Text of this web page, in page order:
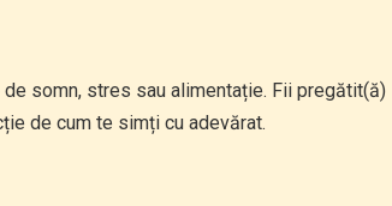
somn, stres sau alimentație. Fii pregătit(ă)
de cum te simți cu adevărat.